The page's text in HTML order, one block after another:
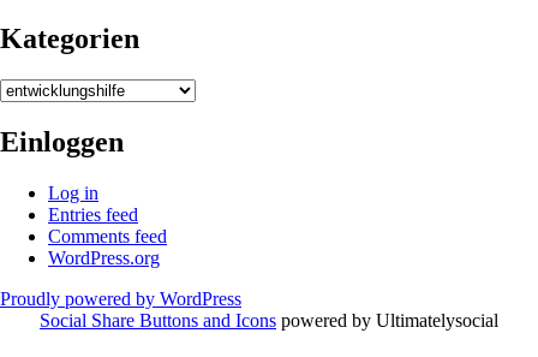
Kategorien
Kategorien
Einloggen
Log in
Entries feed
Comments feed
WordPress.org
Proudly powered by WordPress
Social Share Buttons and Icons powered by Ultimatelysocial